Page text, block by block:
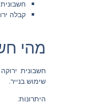
קבלה
מהי
חשבונית
שימוש בנייר.
היתרונות: